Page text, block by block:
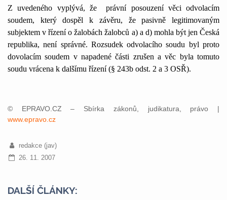
Z uvedeného vyplývá, že
právní posouzení věci odvolacím
soudem, který dospěl k závěru, že pasivně legitimovaným
subjektem v řízení o žalobách žalobců a) a d) mohla být jen Česká
republika, není správné. Rozsudek odvolacího soudu byl proto
dovolacím soudem v napadené části zrušen a věc byla tomuto
soudu vrácena k dalšímu řízení (§ 243b odst. 2 a 3 OSŘ).
© EPRAVO.CZ – Sbírka zákonů, judikatura, právo |
www.epravo.cz
redakce (jav)
26. 11. 2007
DALŠÍ ČLÁNKY: